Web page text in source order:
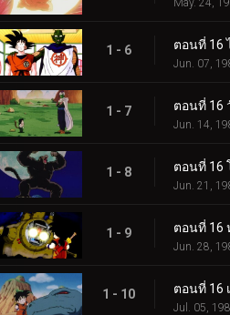
1 - 6 ตอนที่ 16
Jun. 07,
1 - 7 ตอนที่ 16
Jun. 14,
1 - 8 ตอนที่ 16
Jun. 21,
1 - 9
Jun. 28,
1 - 10 ตอนที่ 16
Jul. 05,